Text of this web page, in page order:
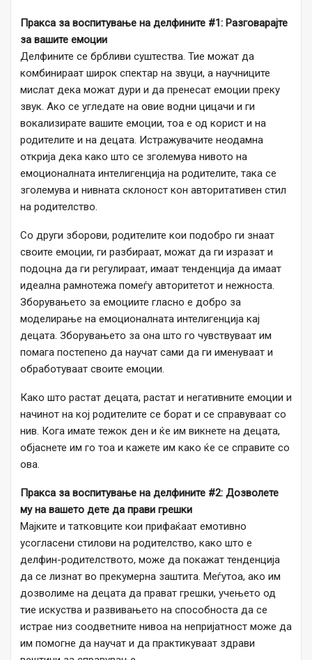
Пракса за воспитување на делфините #1: Разговарајте
за вашите емоции
Делфините се брбливи суштества. Тие можат да
комбинираат широк спектар на звуци, а научниците
мислат дека можат дури и да пренесат емоции преку
звук. Ако се угледате на овие водни цицачи и ги
вокализирате вашите емоции, тоа е од корист и на
родителите и на децата. Истражувачите неодамна
открија дека како што се зголемува нивото на
емоционалната интелигенција на родителите, така се
зголемува и нивната склоност кон авторитативен стил
на родителство.
Со други зборови, родителите кои подобро ги знаат
своите емоции, ги разбираат, можат да ги изразат и
подоцна да ги регулираат, имаат тенденција да имаат
идеална рамнотежа помеѓу авторитетот и нежноста.
Зборувањето за емоциите гласно е добро за
моделирање на емоционалната интелигенција кај
децата. Зборувањето за она што го чувствуваат им
помага постепено да научат сами да ги именуваат и
обработуваат своите емоции.
Како што растат децата, растат и негативните емоции и
начинот на кој родителите се борат и се справуваат со
нив. Кога имате тежок ден и ќе им викнете на децата,
објаснете им го тоа и кажете им како ќе се справите со
ова.
Пракса за воспитување на делфините #2: Дозволете
му на вашето дете да прави грешки
Мајките и татковците кои прифаќаат емотивно
усогласени стилови на родителство, како што е
делфин-родителството, може да покажат тенденција
да се лизнат во прекумерна заштита. Меѓутоа, ако им
дозволиме на децата да прават грешки, учењето од
тие искуства и развивањето на способноста да се
истрае низ соодветните нивоа на непријатност може да
им помогне да научат и да практикуваат здрави